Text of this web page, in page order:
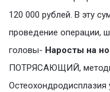
120 000 рублей. В эту
проведение операции,
головы- Наросты на
ПОТРЯСАЮЩИЙ, методы
Остеохондродисплазия